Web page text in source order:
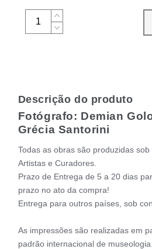
Descrição do produto
Fotógrafo: Demian
Grécia Santorini
Todas as obras são produzidas
Artistas e Curadores.
Prazo de Entrega de 5 a 20 dias
prazo no ato da compra!
Entrega para outros países, sob
As impressões são realizadas em
padrão internacional de museologia.